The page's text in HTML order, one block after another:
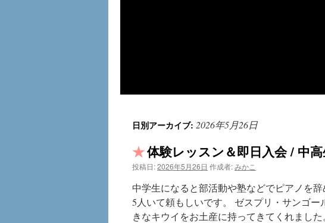
日別アーカイブ: 2026年5月26日
体験レッスン＆即日入会 / 中
投稿日:2026年5月26日 作成者:みかこ
中学生になると部活動や塾などでピアノを
5人いて頼もしいです。 ゼスプリ・サンゴ
きなキウイをお土産に持ってきてくれまし